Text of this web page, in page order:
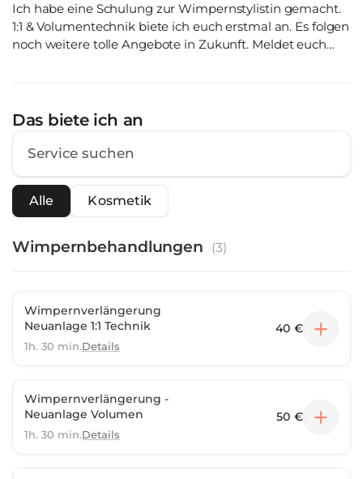
Ich habe eine Schulung zur Wimpernstylistin gemacht.
1:1 & Volumentechnik biete ich euch erstmal an. Es folgen
noch weitere tolle Angebote in Zukunft. Meldet euch
Das biete ich an
Alle Kosmetik
Wimpernbehandlungen (3)
Wimpernverlängerung
Neuanlage 1:1 Technik
1h. 30 min.Details
40 €
Wimpernverlängerung -
Neuanlage Volumen
1h. 30 min.Details
50 €